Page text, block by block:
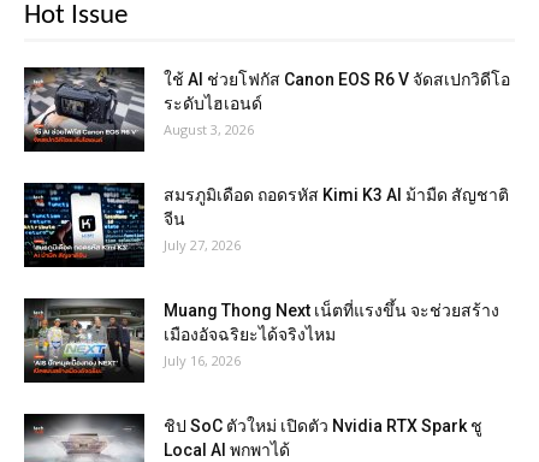
Hot Issue
ใช้ AI ช่วยโฟกัส Canon EOS R6 V จัดสเปกวิดีโอ
ระดับไฮเอนด์
August 3, 2026
สมรภูมิเดือด ถอดรหัส Kimi K3 AI ม้ามืด สัญชาติ
จีน
July 27, 2026
Muang Thong Next เน็ตที่แรงขึ้น จะช่วยสร้าง
เมืองอัจฉริยะได้จริงไหม
July 16, 2026
ชิป SoC ตัวใหม่ เปิดตัว Nvidia RTX Spark ชู
Local AI พกพาได้